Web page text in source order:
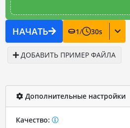
НАЧАТЬ 1/ 30s
ДОБАВИТЬ ПРИМЕР ФАЙЛА
Дополнительные настройки
Качество: